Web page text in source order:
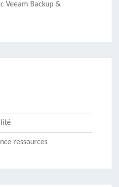
Veeam Backup &
ressources